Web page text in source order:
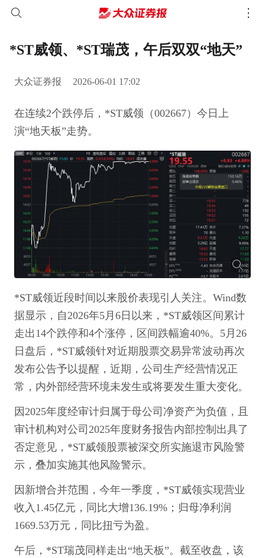
*ST威领、*ST瑞茂，午后双双“地天”
大众证券报 2026-06-01 17:02
在连续2个跌停后，*ST威领（002667）今日上
演“地天板”走势。
*ST威领近段时间以来股价表现引人关注。Wind数
据显示，自2026年5月6日以来，*ST威领区间累计
走出14个跌停和4个涨停，区间跌幅逾40%。5月26
日盘后，*ST威领针对近期股票交易异常波动再次
发布公告予以提醒，近期，公司生产经营情况正
常，内外部经营环境未发生或将要发生重大变化。
因2025年度经审计归属于母公司净资产为负值，且
审计机构对公司2025年度财务报告内部控制出具了
否定意见，*ST威领股票被深交所实施退市风险警
示，叠加实施其他风险警示。
因新增合并范围，今年一季度，*ST威领实现营业
收入1.45亿元，同比大增136.19%；归母净利润
1669.53万元，同比扭亏为盈。
午后，*ST瑞茂同样走出“地天板”。截至收盘，该